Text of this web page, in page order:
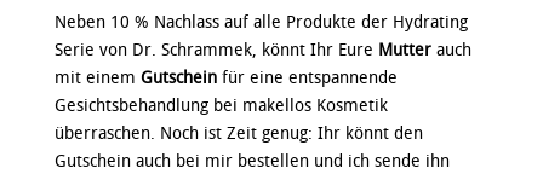
Neben 10 % Nachlass auf alle Produkte der Hydrating
Serie von Dr. Schrammek, könnt Ihr Eure Mutterauch
mit einem Gutscheinfür eine entspannende
Gesichtsbehandlung bei makellos Kosmetik
überraschen. Noch ist Zeit genug: Ihr könnt den
Gutschein auch bei mir bestellen und ich sende ihn